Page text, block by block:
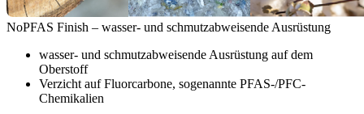
NoPFAS Finish – wasser- und schmutzabweisende Ausrüstung
wasser- und schmutzabweisende Ausrüstung auf dem
Oberstoff
Verzicht auf Fluorcarbone, sogenannte PFAS-/PFC-
Chemikalien